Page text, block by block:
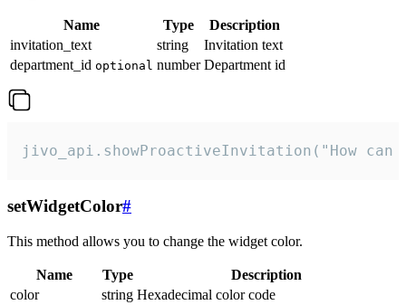
Name Type
Description
invitation_text
string
Invitation text
department_id optional number Department id
jivo_api.showProactiveInvitation("How
setWidgetColor#
This method allows you to change the widget color.
Name Type
Description
color
string Hexadecimal color code